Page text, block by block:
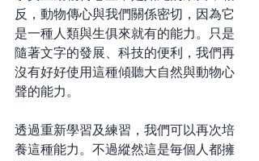
反，動物傳心與我們關係密切，因為它
是一種人類與生俱來就有的能力。只是
隨著文字的發展、科技的便利，我們再
沒有好好使用這種傾聽大自然與動物心
聲的能力。
透過重新學習及練習，我們可以再次培
養這種能力。不過縱然這是毎個人都擁